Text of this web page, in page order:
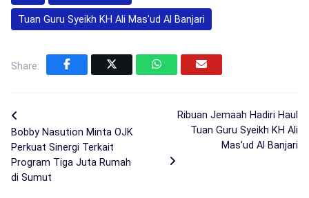
Tuan Guru Syeikh KH Ali Mas'ud Al Banjari
Share:
Bobby Nasution Minta OJK
Perkuat Sinergi Terkait
Program Tiga Juta Rumah
di Sumut
Ribuan Jemaah Hadiri Haul
Tuan Guru Syeikh KH Ali
Mas’ud Al Banjari